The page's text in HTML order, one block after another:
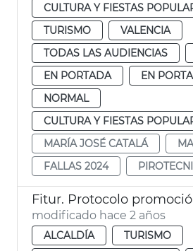
CULTURA Y FIESTAS
TURISMO
VALENCIA
TODAS LAS AUDIENCIAS
EN PORTADA
EN
NORMAL
CULTURA Y FIESTAS
MARÍA JOSÉ CATALÁ
FALLAS 2024
modificado hace 2 años
ALCALDÍA
TURISMO